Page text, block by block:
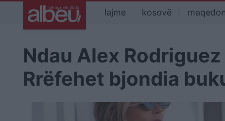
lajme kosovë
Ndau Alex
Rrëfehet bjondia